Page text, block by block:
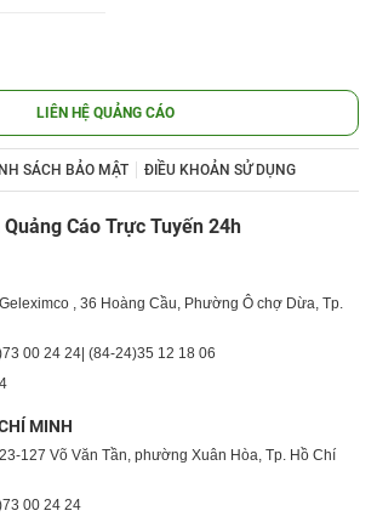
LIÊN HỆ QUẢNG CÁO
SÁCH BẢO MẬT ĐIỀU KHOẢN SỬ DỤNG
Quảng Cáo Trực Tuyến 24h
, 36 Hoàng Cầu, Phường Ô chợ Dừa, Tp.
73 00 24 24| (84-24)35 12 18 06
MINH
127 Võ Văn Tần, phường Xuân Hòa, Tp. Hồ Chí
73 00 24 24